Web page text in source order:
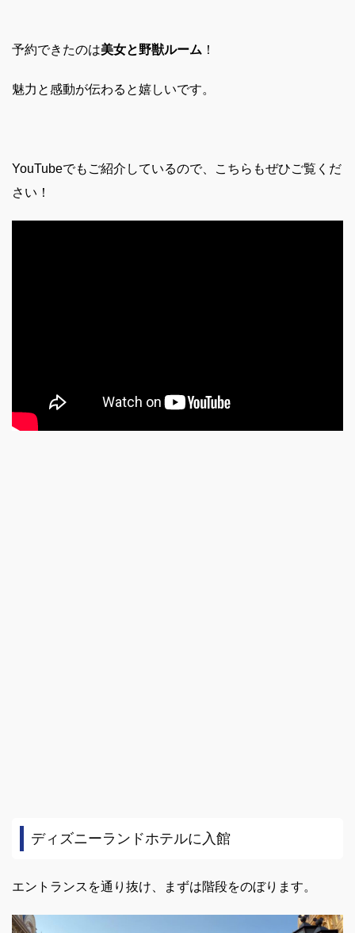
予約できたのは美女と野獣ルーム ！
魅力と感動が伝わると嬉しいです。
YouTubeでもご紹介しているので、こちらもぜひご覧くだ
さい！
ディズニーランドホテルに入館
エントランスを通り抜け、まずは階段をのぼります。